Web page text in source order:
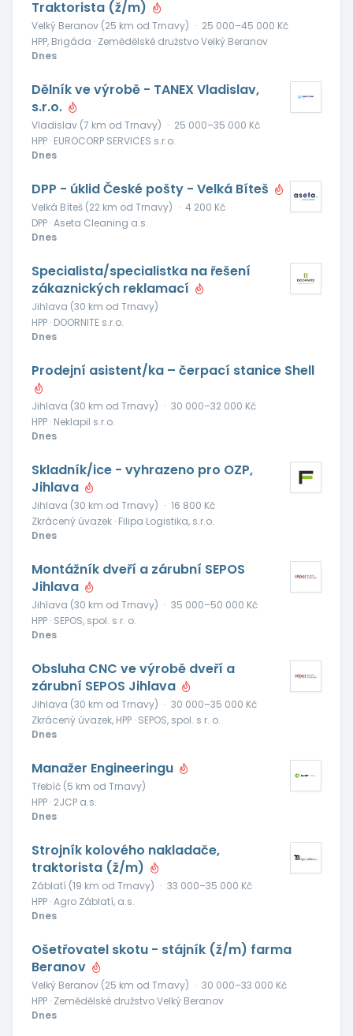
Traktorista (ž/m)
Velký Beranov (25 km od Trnavy) · 25 000–45 000 Kč
HPP, Brigáda · Zemědělské družstvo Velký Beranov
Dnes
Dělník ve výrobě - TANEX Vladislav,
s.r.o.
Vladislav (7 km od Trnavy) · 25 000–35 000 Kč
HPP · EUROCORP SERVICES s.r.o.
Dnes
DPP - úklid České pošty - Velká Bíteš
Velká Bíteš (22 km od Trnavy) · 4 200 Kč
DPP · Aseta Cleaning a.s.
Dnes
Specialista/specialistka na řešení
zákaznických reklamací
Jihlava (30 km od Trnavy)
HPP · DOORNITE s.r.o.
Dnes
Prodejní asistent/ka – čerpací stanice Shell
Jihlava (30 km od Trnavy) · 30 000–32 000 Kč
HPP · Neklapil s.r.o.
Dnes
Skladník/ice - vyhrazeno pro OZP,
Jihlava
Jihlava (30 km od Trnavy) · 16 800 Kč
Zkrácený úvazek · Filipa Logistika, s.r.o.
Dnes
Montážník dveří a zárubní SEPOS
Jihlava
Jihlava (30 km od Trnavy) · 35 000–50 000 Kč
HPP · SEPOS, spol. s r. o.
Dnes
Obsluha CNC ve výrobě dveří a
zárubní SEPOS Jihlava
Jihlava (30 km od Trnavy) · 30 000–35 000 Kč
Zkrácený úvazek, HPP · SEPOS, spol. s r. o.
Dnes
Manažer Engineeringu
Třebíč (5 km od Trnavy)
HPP · 2JCP a.s.
Dnes
Strojník kolového nakladače,
traktorista (ž/m)
Záblatí (19 km od Trnavy) · 33 000–35 000 Kč
HPP · Agro Záblatí, a.s.
Dnes
Ošetřovatel skotu - stájník (ž/m) farma
Beranov
Velký Beranov (25 km od Trnavy) · 30 000–33 000 Kč
HPP · Zemědělské družstvo Velký Beranov
Dnes